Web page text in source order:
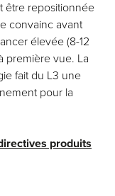
être repositionnée
convainc avant
élevée (8-12
première vue. La
fait du L3 une
pour la
produits